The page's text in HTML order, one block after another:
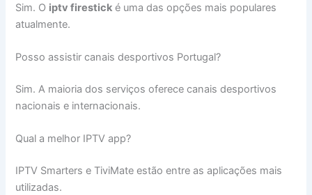
Sim. O iptv firestick é uma das opções mais populares
atualmente.
Posso assistir canais desportivos Portugal?
Sim. A maioria dos serviços oferece canais desportivos
nacionais e internacionais.
Qual a melhor IPTV app?
IPTV Smarters e TiviMate estão entre as aplicações mais
utilizadas.